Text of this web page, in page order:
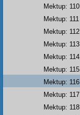
Mektup: 110
Mektup: 111
Mektup: 112
Mektup: 113
Mektup: 114
Mektup: 115
Mektup: 116
Mektup: 117
Mektup: 118